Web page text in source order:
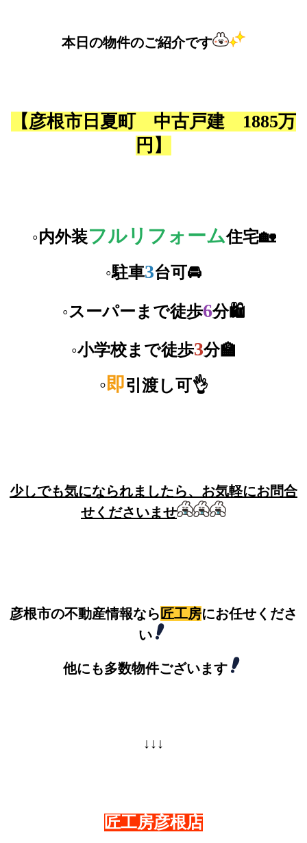
本日の物件のご紹介です
【彦根市日夏町 中古戸建 1885万
円】
◦内外装フルリフォーム住宅🏡
◦駐車3台可🚘
◦スーパーまで徒歩6分🛍
◦小学校まで徒歩3分🏫
◦即引渡し可👌
少しでも気になられましたら、お気軽にお問合
せくださいませ
彦根市の不動産情報なら 匠工房にお任せくださ
い
他にも多数物件ございます
↓↓↓
匠工房彦根店